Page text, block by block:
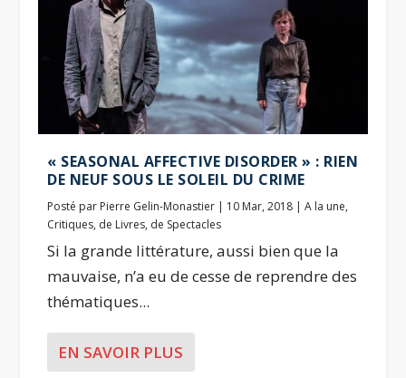
« SEASONAL AFFECTIVE DISORDER » : RIEN
DE NEUF SOUS LE SOLEIL DU CRIME
Posté par Pierre Gelin-Monastier | 10 Mar, 2018 |A la une,
Critiques, de Livres, de Spectacles
Si la grande littérature, aussi bien que la
mauvaise, n’a eu de cesse de reprendre des
thématiques...
EN SAVOIR PLUS